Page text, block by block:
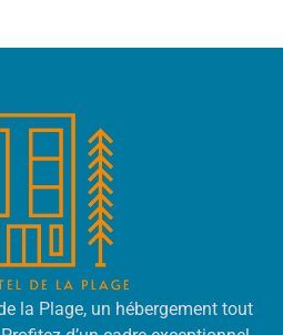
la Plage, un hébergement tout